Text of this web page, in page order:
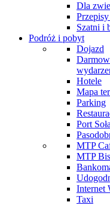
Dla
Szatni i
Podróż i pobyt
Dojazd
Hotele
Mapa
Parking
Port
MTP
MTP
Internet
Taxi